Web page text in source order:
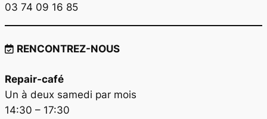
03 74 09 16 85
RENCONTREZ-NOUS
Repair-café
Un à deux samedi par mois
14:30 – 17:30